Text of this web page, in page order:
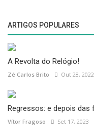
Zé Carlos Brito
Regressos: e depois das
Vítor Fragoso
Pontevedra: A mítica
Artur Filipe dos Santos Jul